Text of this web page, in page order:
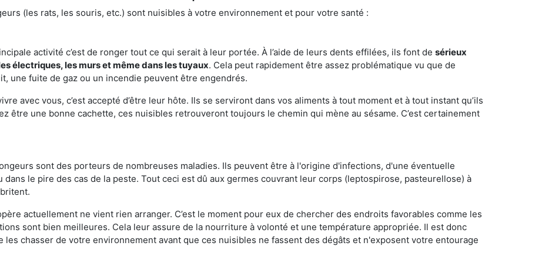
(les rats, les souris, etc.) sont nuisibles à votre environnement et pour votre santé :
activité c’est de ronger tout ce qui serait à leur portée. À l’aide de leurs dents effilées, ils font de sérieux
électriques, les murs et même dans les tuyaux. Cela peut rapidement être assez problématique vu que de
une fuite de gaz ou un incendie peuvent être engendrés.
avec vous, c’est accepté d’être leur hôte. Ils se serviront dans vos aliments à tout moment et à tout instant qu’ils
être une bonne cachette, ces nuisibles retrouveront toujours le chemin qui mène au sésame. C’est certainement
sont des porteurs de nombreuses maladies. Ils peuvent être à l'origine d'infections, d'une éventuelle
le pire des cas de la peste. Tout ceci est dû aux germes couvrant leur corps (leptospirose, pasteurellose) à
actuellement ne vient rien arranger. C’est le moment pour eux de chercher des endroits favorables comme les
sont bien meilleures. Cela leur assure de la nourriture à volonté et une température appropriée. Il est donc
chasser de votre environnement avant que ces nuisibles ne fassent des dégâts et n'exposent votre entourage